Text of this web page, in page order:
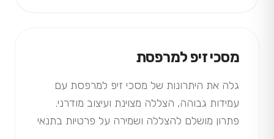
מסכי זיפ למרפסת
גלה את היתרונות של מסכי זיפ למרפסת עם
עמידות גבוהה, הצללה מצוינת ועיצוב מודרני.
פתרון מושלם להצללה ושמירה על פרטיות בתנאי